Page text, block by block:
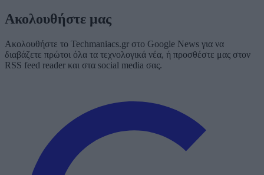
Ακολουθήστε μας
Ακολουθήστε το Techmaniacs.gr στο Google News για να
διαβάζετε πρώτοι όλα τα τεχνολογικά νέα, ή προσθέστε μας στον
RSS feed reader και στα social media σας.